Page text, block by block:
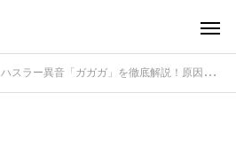
ハスラー異音「ガガガ」を徹底解説！原因と対策はこれだ！